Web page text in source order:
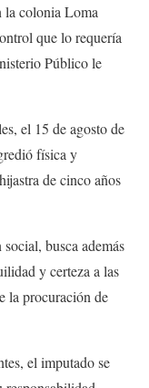
la colonia Loma
que lo requería
Público le
el 15 de agosto de
física y
de cinco años
busca además
y certeza a las
la procuración de
el imputado se